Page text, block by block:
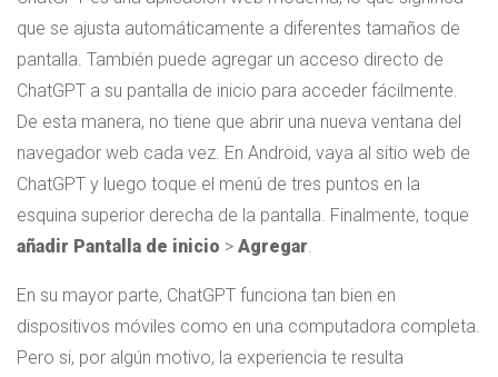
que se ajusta automáticamente a diferentes tamaños de
pantalla. También puede agregar un acceso directo de
ChatGPT a su pantalla de inicio para acceder fácilmente.
De esta manera, no tiene que abrir una nueva ventana del
navegador web cada vez. En Android, vaya al sitio web de
ChatGPT y luego toque el menú de tres puntos en la
esquina superior derecha de la pantalla. Finalmente, toque
añadir Pantalla de inicio > Agregar.
En su mayor parte, ChatGPT funciona tan bien en
dispositivos móviles como en una computadora completa.
Pero si, por algún motivo, la experiencia te resulta